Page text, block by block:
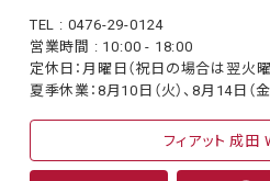
TEL : 0476-29-0124
営業時間 : 10:00 - 18:00
定休日：月曜日（祝日の場合は翌火
夏季休業：8月10日（火）、8月14日（
フィアット 成